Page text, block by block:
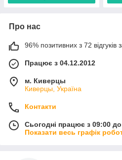
Про нас
96% позитивних з 72 відгуків
Працює з 04.12.2012
м. Киверцы
Киверцы, Україна
Контакти
Сьогодні працює з 09:00
Показати весь графік